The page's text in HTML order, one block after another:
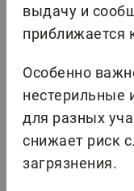
выдачу и
приближается
Особенно
нестерильные
для разных
снижает риск
загрязнения.